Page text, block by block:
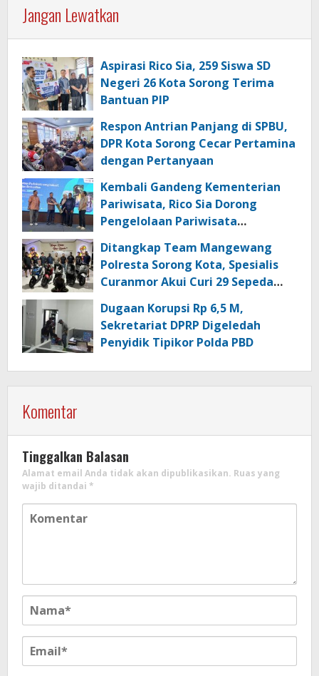
Jangan Lewatkan
Aspirasi Rico Sia, 259 Siswa SD
Negeri 26 Kota Sorong Terima
Bantuan PIP
Respon Antrian Panjang di SPBU,
DPR Kota Sorong Cecar Pertamina
dengan Pertanyaan
Kembali Gandeng Kementerian
Pariwisata, Rico Sia Dorong
Pengelolaan Pariwisata
Ditangkap Team Mangewang
Polresta Sorong Kota, Spesialis
Curanmor Akui Curi 29 Sepeda
Dugaan Korupsi Rp 6,5 M,
Sekretariat DPRP Digeledah
Penyidik Tipikor Polda PBD
Komentar
Tinggalkan Balasan
Alamat email Anda tidak akan dipublikasikan. Ruas yang
wajib ditandai *